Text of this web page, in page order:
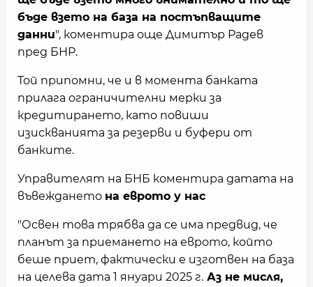
бъде взето на база на постъпващите
данни", коментира още Димитър Радев
пред БНР.
Той припомни, че и в момента банката
прилага ограничителни мерки за
кредитирането, като повиши
изискванията за резерви и буфери от
банките.
Управителят на БНБ коментира датата на
въвеждането на еврото у нас
"Освен това трябва да се има предвид, че
планът за приемането на еврото, който
беше приет, фактически е изготвен на база
на целева дата 1 януари 2025 г. Аз не мисля,